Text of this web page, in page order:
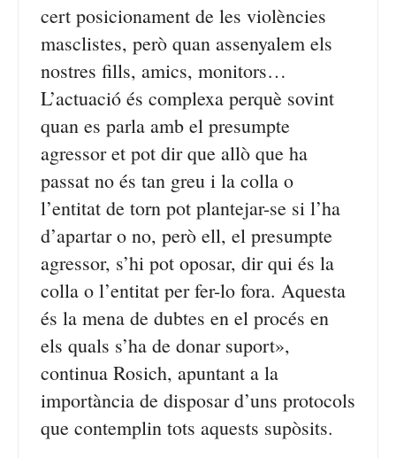
cert posicionament de les violències
masclistes, però quan assenyalem els
nostres fills, amics, monitors…
L’actuació és complexa perquè sovint
quan es parla amb el presumpte
agressor et pot dir que allò que ha
passat no és tan greu i la colla o
l’entitat de torn pot plantejar-se si l’ha
d’apartar o no, però ell, el presumpte
agressor, s’hi pot oposar, dir qui és la
colla o l’entitat per fer-lo fora. Aquesta
és la mena de dubtes en el procés en
els quals s’ha de donar suport»,
continua Rosich, apuntant a la
importància de disposar d’uns protocols
que contemplin tots aquests supòsits.